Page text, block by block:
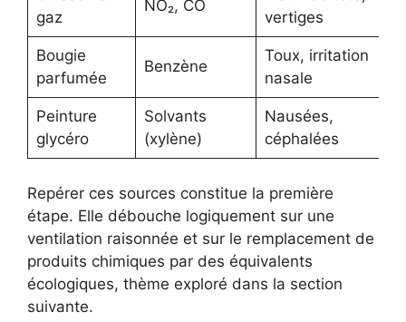
gaz
NO₂, CO
vertiges
Bougie
parfumée
Benzène
Toux, irritation
nasale
Peinture
glycéro
Solvants
(xylène)
Nausées,
céphalées
Repérer ces sources constitue la première
étape. Elle débouche logiquement sur une
ventilation raisonnée et sur le remplacement de
produits chimiques par des équivalents
écologiques, thème exploré dans la section
suivante.